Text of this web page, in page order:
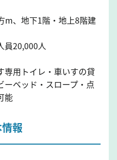
m、地下1階・地上8階建
員20,000人
専用トイレ・車いすの貸
ーベッド・スロープ・点
能
報